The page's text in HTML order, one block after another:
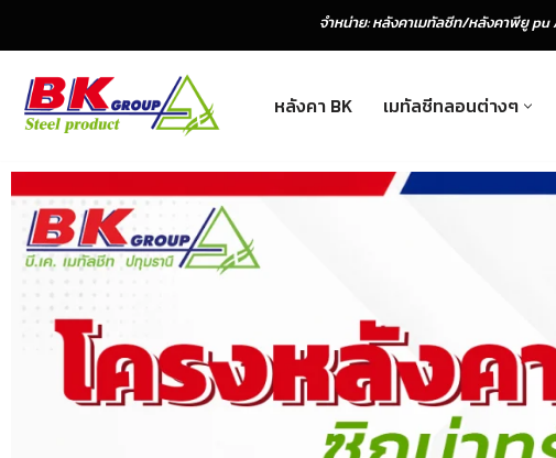
to
content
จำหน่าย: หลังคาเมทัลชีท/หลังคาพียู pu
หลังคา BK เมทัลชีทลอนต่างๆ